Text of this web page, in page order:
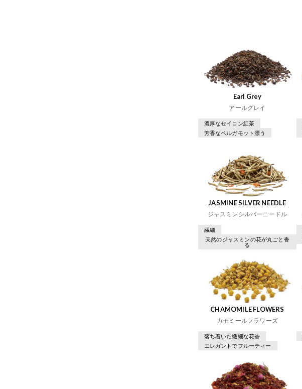
Earl Grey
アールグレイ
濃厚なセイロン紅茶
芳香なベルガモット漂う
JASMINE SILVER NEEDLE
ジャスミンシルバーニードル
繊細
天然のジャスミンの花が丸ごと香
る
CHAMOMILE FLOWERS
カモミールフラワーズ
落ち着いた繊細な花香
エレガントでフルーティー